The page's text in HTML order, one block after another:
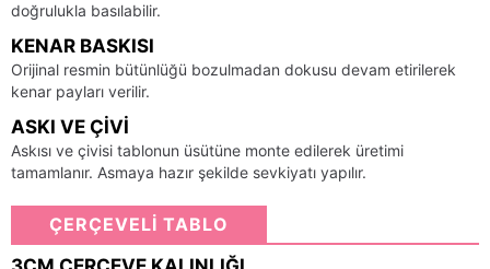
doğrulukla basılabilir.
KENAR BASKISI
Orijinal resmin bütünlüğü bozulmadan dokusu devam etirilerek
kenar payları verilir.
ASKI VE ÇIVI
Askısı ve çivisi tablonun üsütüne monte edilerek üretimi
tamamlanır. Asmaya hazır şekilde sevkiyatı yapılır.
ÇERÇEVELİ TABLO